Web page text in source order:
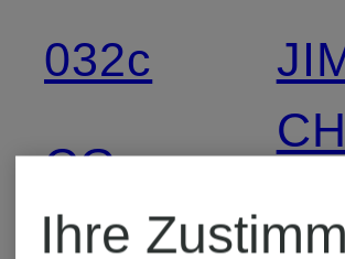
032c
CG -
CLUB
JW
Ihre